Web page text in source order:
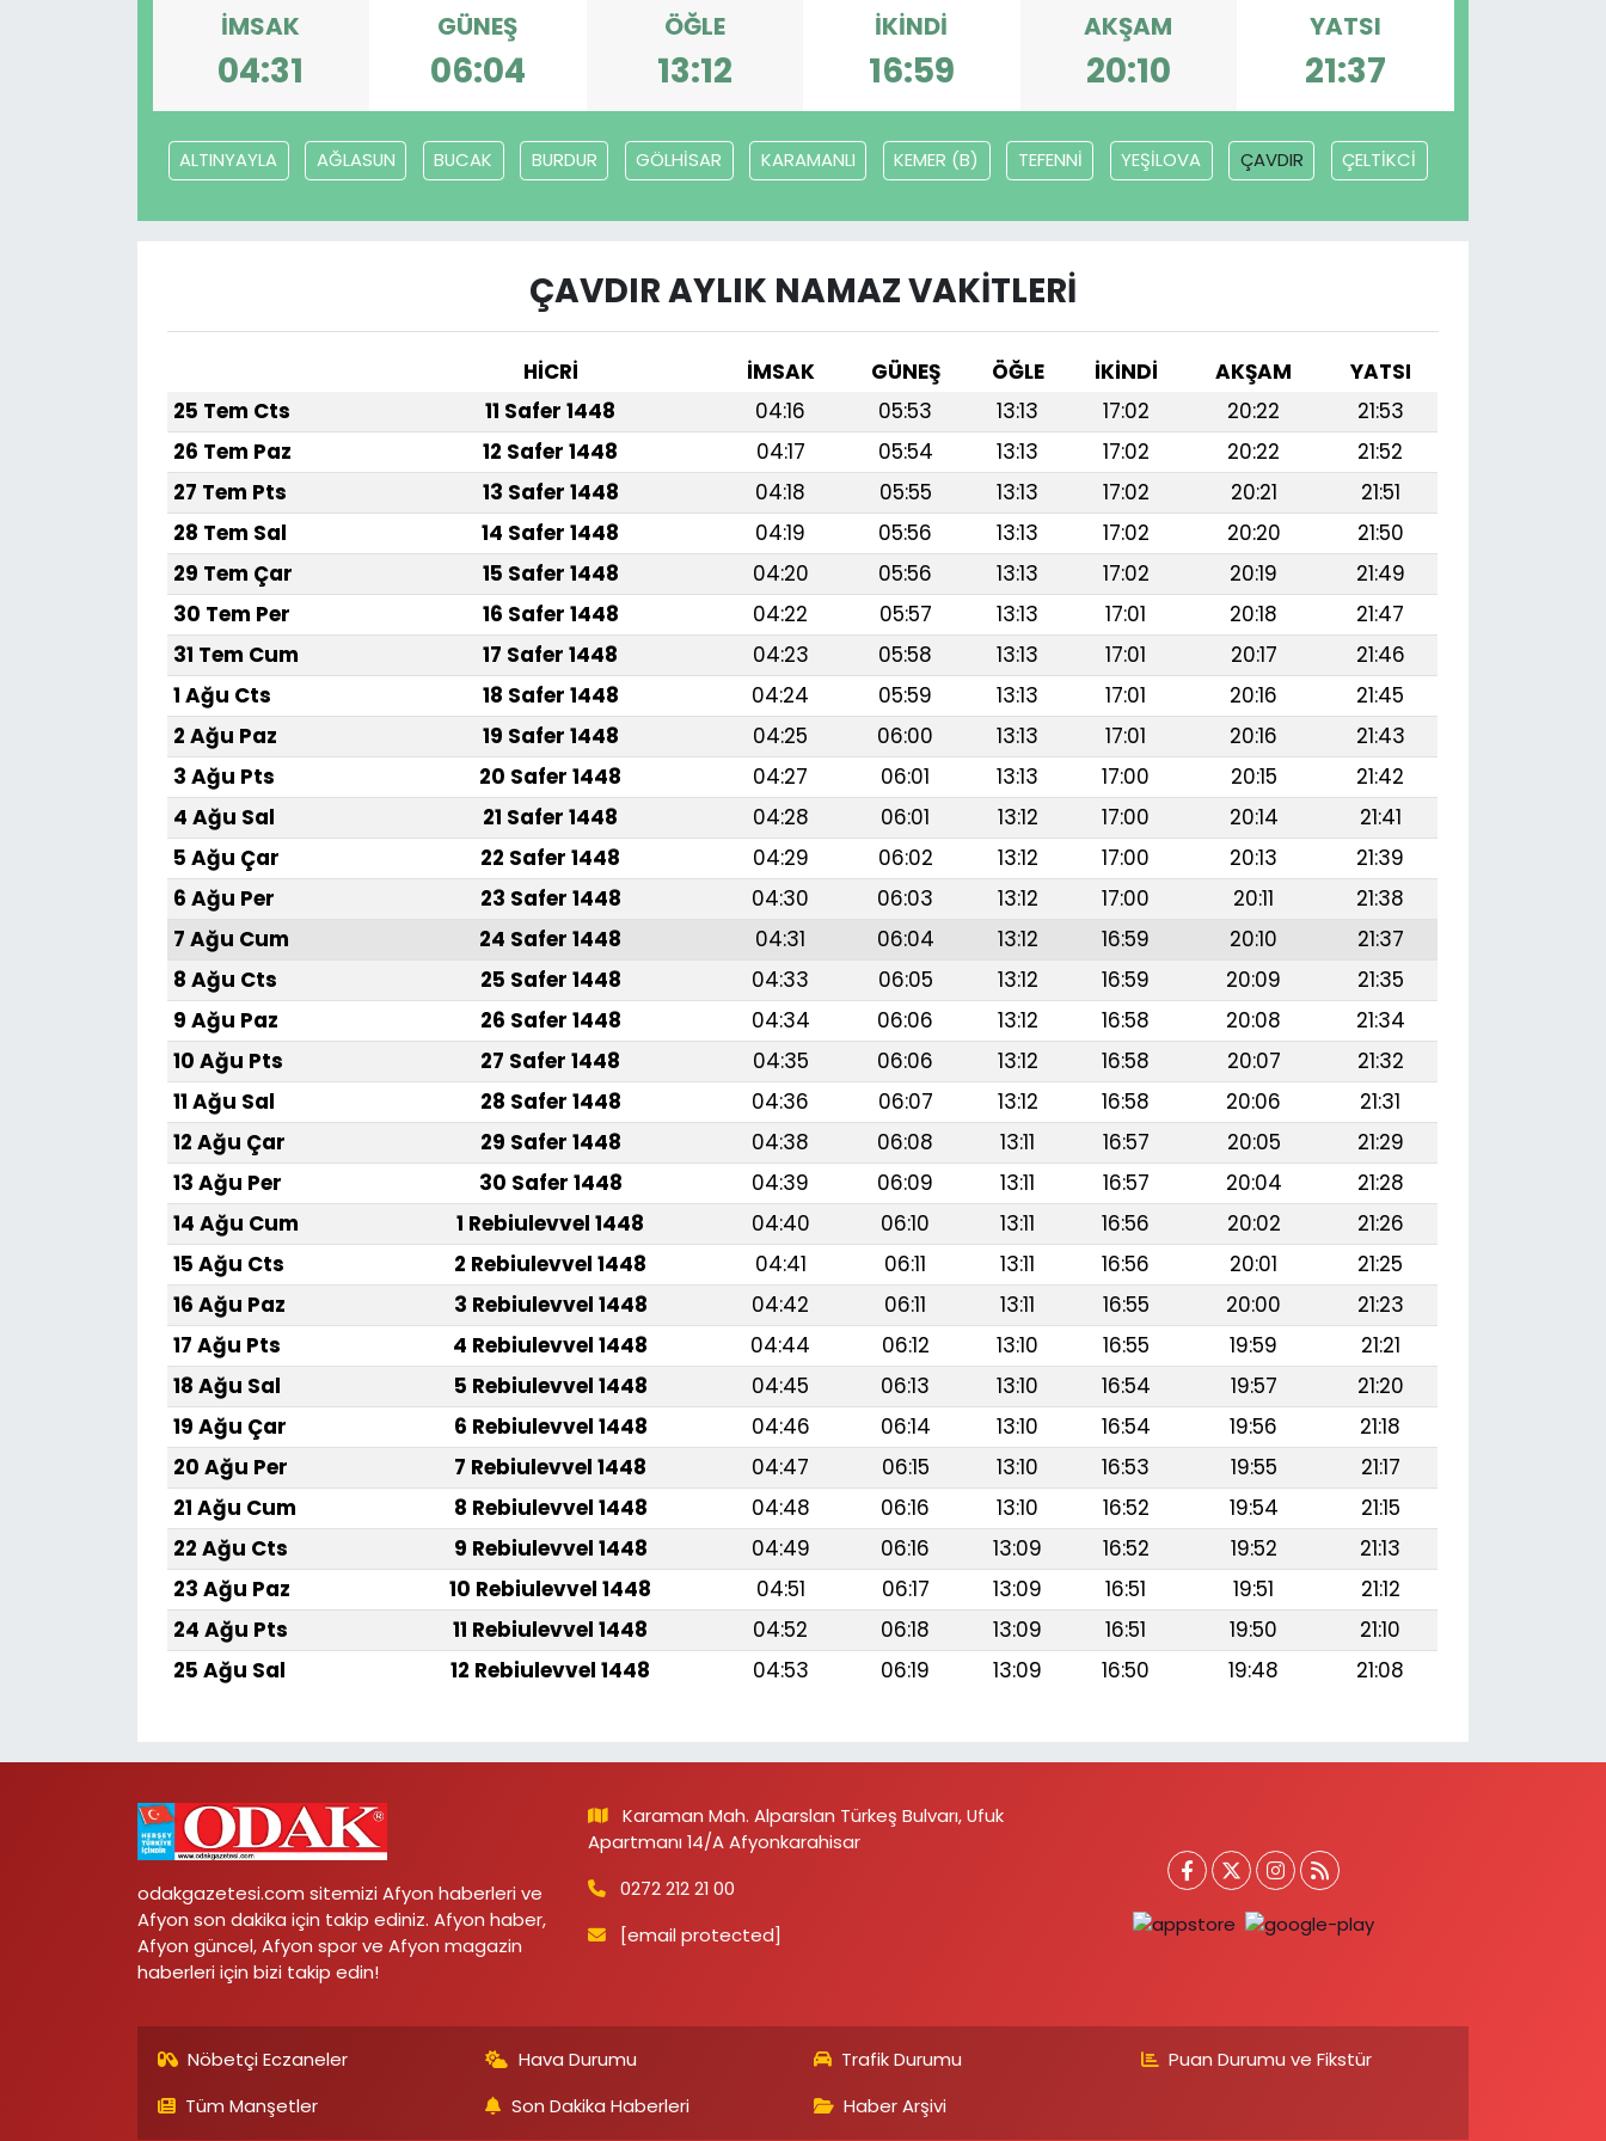
İMSAK
04:31
GÜNEŞ
06:04
ÖĞLE
13:12
İKINDI
16:59
AKŞAM
20:10
YATSI
21:37
ALTINYAYLA AĞLASUN BUCAK BURDUR GÖLHİSAR KARAMANLI KEMER (B) TEFENNİ YEŞİLOVA ÇAVDIR ÇELTİKCİ
ÇAVDIR AYLIK NAMAZ VAKITLERI
HİCRİ İMSAK GÜNEŞ ÖĞLE İKINDI AKŞAM
YATSI
25 Tem Cts
11 Safer 1448 04:16 05:53 13:13 17:02 20:22
21:53
26 Tem Paz
12 Safer 1448 04:17 05:54 13:13 17:02 20:22
21:52
27 Tem Pts
13 Safer 1448 04:18 05:55 13:13 17:02 20:21
21:51
28 Tem Sal
14 Safer 1448 04:19 05:56 13:13 17:02 20:20
21:50
29 Tem Çar
15 Safer 1448 04:20 05:56 13:13 17:02 20:19
21:49
30 Tem Per
16 Safer 1448 04:22 05:57 13:13 17:01 20:18
21:47
31 Tem Cum
17 Safer 1448 04:23 05:58 13:13 17:01 20:17
21:46
1 Ağu Cts
18 Safer 1448 04:24 05:59 13:13 17:01 20:16
21:45
2 Ağu Paz
19 Safer 1448 04:25 06:00 13:13 17:01 20:16
21:43
3 Ağu Pts
20 Safer 1448 04:27 06:01 13:13 17:00 20:15
21:42
4 Ağu Sal
21 Safer 1448 04:28 06:01 13:12 17:00 20:14
21:41
5 Ağu Çar
22 Safer 1448 04:29 06:02 13:12 17:00 20:13
21:39
6 Ağu Per
23 Safer 1448 04:30 06:03 13:12 17:00 20:11
21:38
7 Ağu Cum
24 Safer 1448 04:31 06:04 13:12 16:59 20:10
21:37
8 Ağu Cts
25 Safer 1448 04:33 06:05 13:12 16:59 20:09
21:35
9 Ağu Paz
26 Safer 1448 04:34 06:06 13:12 16:58 20:08
21:34
10 Ağu Pts
27 Safer 1448 04:35 06:06 13:12 16:58 20:07
21:32
11 Ağu Sal
28 Safer 1448 04:36 06:07 13:12 16:58 20:06
21:31
12 Ağu Çar
29 Safer 1448 04:38 06:08 13:11 16:57 20:05
21:29
13 Ağu Per
30 Safer 1448 04:39 06:09 13:11 16:57 20:04
21:28
14 Ağu Cum
1 Rebiulevvel 1448 04:40 06:10 13:11 16:56 20:02
21:26
15 Ağu Cts
2 Rebiulevvel 1448 04:41 06:11 13:11 16:56 20:01
21:25
16 Ağu Paz
3 Rebiulevvel 1448 04:42 06:11 13:11 16:55 20:00
21:23
17 Ağu Pts
4 Rebiulevvel 1448 04:44 06:12 13:10 16:55 19:59
21:21
18 Ağu Sal
5 Rebiulevvel 1448 04:45 06:13 13:10 16:54 19:57
21:20
19 Ağu Çar
6 Rebiulevvel 1448 04:46 06:14 13:10 16:54 19:56
21:18
20 Ağu Per
7 Rebiulevvel 1448 04:47 06:15 13:10 16:53 19:55
21:17
21 Ağu Cum
8 Rebiulevvel 1448 04:48 06:16 13:10 16:52 19:54
21:15
22 Ağu Cts
9 Rebiulevvel 1448 04:49 06:16 13:09 16:52 19:52
21:13
23 Ağu Paz
10 Rebiulevvel 1448 04:51 06:17 13:09 16:51 19:51
21:12
24 Ağu Pts
11 Rebiulevvel 1448 04:52 06:18 13:09 16:51 19:50
21:10
25 Ağu Sal
12 Rebiulevvel 1448 04:53 06:19 13:09 16:50 19:48 21:08
odakgazetesi.com sitemizi Afyon haberleri ve
Afyon son dakika için takip ediniz. Afyon haber,
Afyon güncel, Afyon spor ve Afyon magazin
haberleri için bizi takip edin!
Karaman Mah. Alparslan Türkeş Bulvarı, Ufuk
Apartmanı 14/A Afyonkarahisar
0272 212 21 00
[email protected]
Nöbetçi Eczaneler Hava Durumu Trafik Durumu
Puan Durumu ve Fikstür
Tüm Manşetler
Son Dakika Haberleri Haber Arşivi
11:11 MANŞET